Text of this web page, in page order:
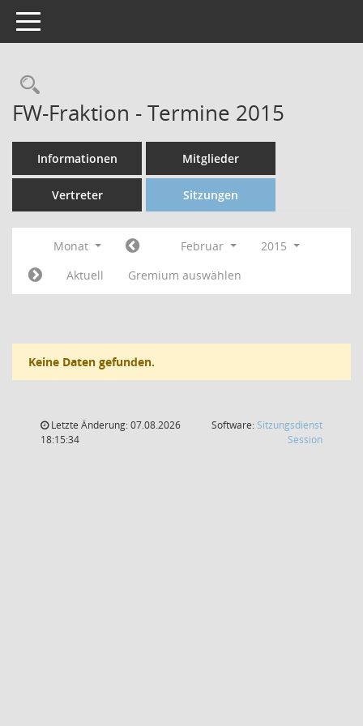
Toggle navigation
FW-Fraktion - Termine 2015
Informationen Mitglieder
Vertreter Sitzungen
Monat Februar
2015
Aktuell
Gremium auswählen
Keine Daten gefunden.
Letzte Änderung: 07.08.2026
18:15:34
Software: Sitzungsdienst
Session(Wird in